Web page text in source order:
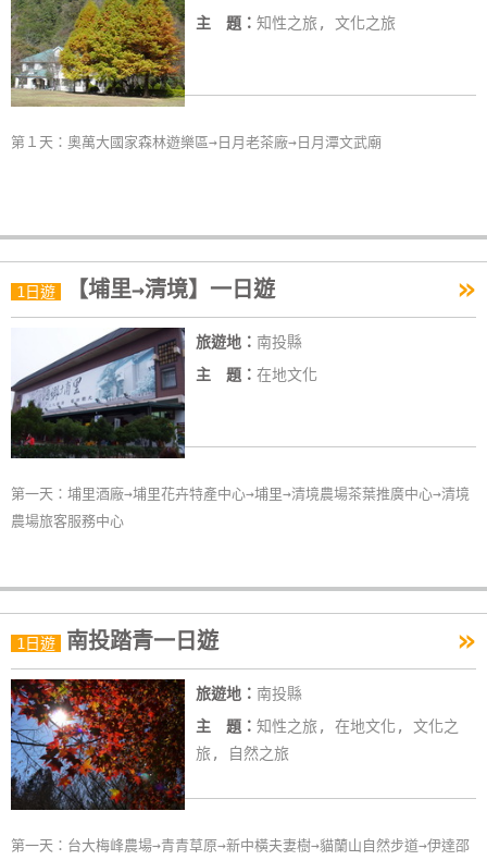
主 題： 知性之旅, 文化之旅
第１天：奧萬大國家森林遊樂區→日月老茶廠→日月潭文武廟
1日遊 【埔里→清境】一日遊 »
旅遊地： 南投縣
主 題： 在地文化
第一天：埔里酒廠→埔里花卉特產中心→埔里→清境農場茶葉推廣中心→清境
農場旅客服務中心
1日遊 南投踏青一日遊 »
旅遊地： 南投縣
主 題： 知性之旅, 在地文化, 文化之
旅, 自然之旅
第一天：台大梅峰農場→青青草原→新中橫夫妻樹→貓蘭山自然步道→伊達邵